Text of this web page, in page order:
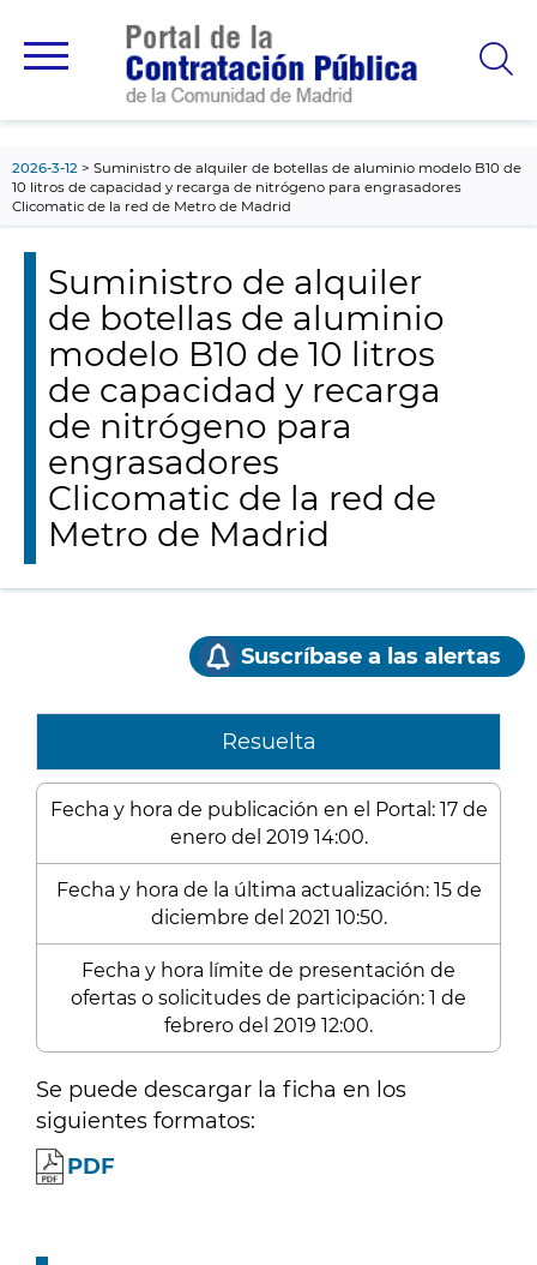
principal
2026-3-12
Suministro de alquiler de botellas de aluminio modelo B10 de
10 litros de capacidad y recarga de nitrógeno para engrasadores
Clicomatic de la red de Metro de Madrid
Suministro de alquiler
de botellas de aluminio
modelo B10 de 10 litros
de capacidad y recarga
de nitrógeno para
engrasadores
Clicomatic de la red de
Metro de Madrid
Suscríbase a las alertas
Resuelta
Fecha y hora de publicación en el Portal: 17 de
enero del 2019 14:00.
Fecha y hora de la última actualización: 15 de
diciembre del 2021 10:50.
Fecha y hora límite de presentación de
ofertas o solicitudes de participación: 1 de
febrero del 2019 12:00.
Se puede descargar la ficha en los
siguientes formatos:
PDF